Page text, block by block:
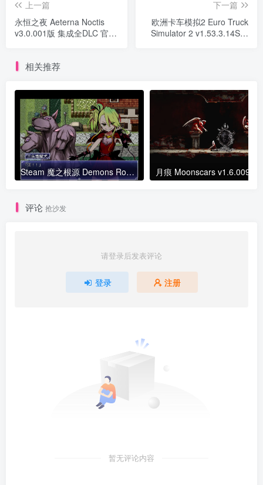
上一篇
永恒之夜 Aeterna Noctis
v3.0.001版 集成全DLC 官方
下一篇
欧洲卡车模拟2 Euro Truck
Simulator 2 v1.53.3.14S版
相关推荐
Steam 魔之根源 Demons Roots v1.2.1版 官方中文
评论 抢沙发
请登录后发表评论
登录 注册
暂无评论内容